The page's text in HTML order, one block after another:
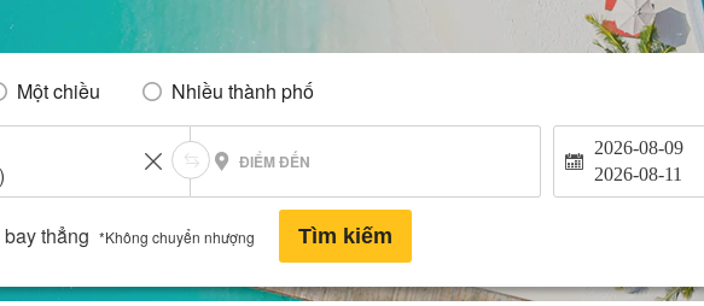
Một chiều Nhiều thành phố
ĐIỂM ĐẾN
2026-08-09
2026-08-11
thẳng *Không chuyển nhượng Tìm kiếm